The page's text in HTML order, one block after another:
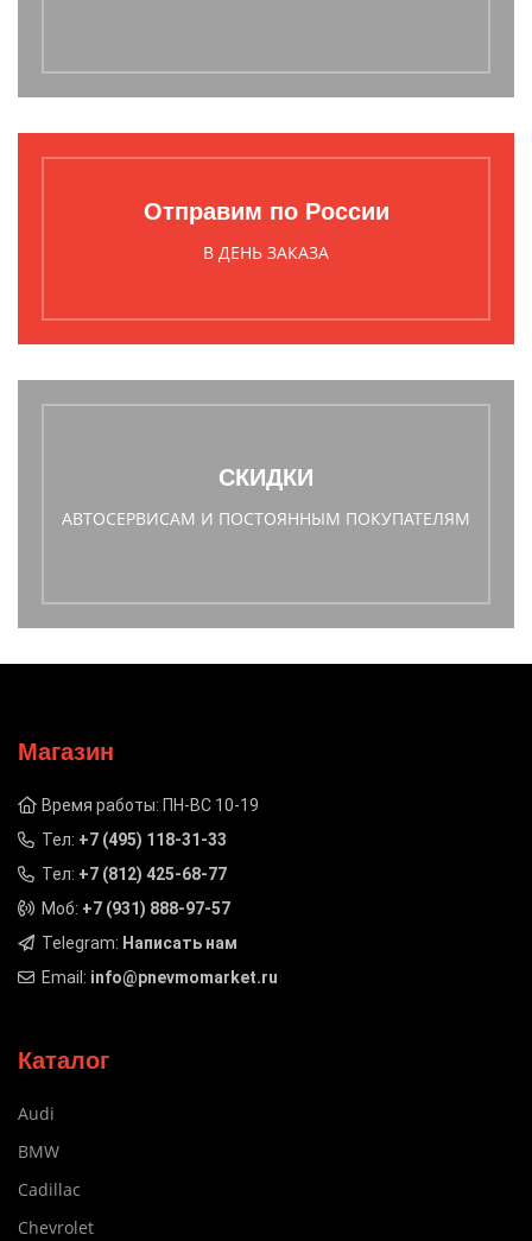
Отправим по России
В ДЕНЬ ЗАКАЗА
СКИДКИ
АВТОСЕРВИСАМ И ПОСТОЯННЫМ ПОКУПАТЕЛЯМ
Магазин
Время работы: ПН-ВС 10-19
Тел: +7 (495) 118-31-33
Тел: +7 (812) 425-68-77
Моб: +7 (931) 888-97-57
Telegram: Написать нам
Email: info@pnevmomarket.ru
Каталог
Audi
BMW
Cadillac
Chevrolet